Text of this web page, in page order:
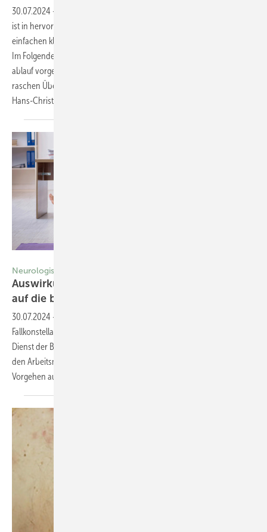
30.07.2024 -
ist in hervorragender Weise durch gezielte Anamnese und mit den
einfachen klinischen Mitteln der körperlichen Untersuchung möglich.
Im Folgenden soll ein fokussierter, zielgerichteter Untersuchungs­
ablauf vorgestellt werden, der bei zeitlich begrenzter Ressource einen
raschen Überblick über Funktionsbeeinträchtigungen erlauben soll.
Hans-Christian
Neurologische Erkrankungen
Auswirkungen neurologischer Erkrankungen
auf die berufliche
30.07.2024 -
Fallkonstellationen aus dem Blickwinkel der Tätigkeit im Ärztlichen
Dienst der Bundesagentur für Arbeit hinsichtlich der Integration in
den Arbeitsmarkt beleuchtet und Empfehlungen zum weiteren
Vorgehen ausgesprochen werden. Philipp